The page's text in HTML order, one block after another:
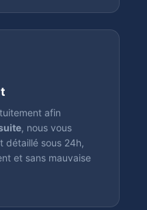
afin
, nous vous
détaillé sous 24h,
et sans mauvaise